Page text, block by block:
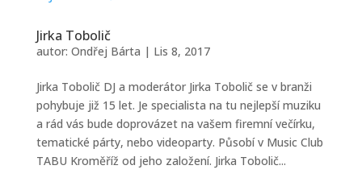
Jirka Tobolič
autor: Ondřej Bárta | Lis 8, 2017
Jirka Tobolič DJ a moderátor Jirka Tobolič se v branži
pohybuje již 15 let. Je specialista na tu nejlepší muziku
a rád vás bude doprovázet na vašem firemní večírku,
tematické párty, nebo videoparty. Působí v Music Club
TABU Kroměříž od jeho založení. Jirka Tobolič...